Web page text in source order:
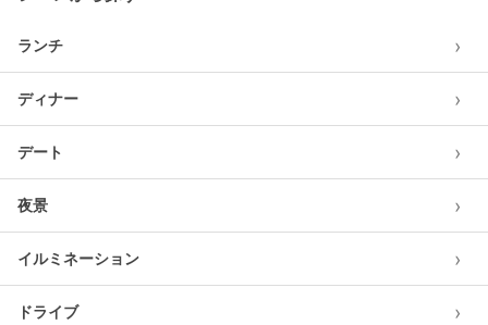
ランチ ›
ディナー ›
デート ›
夜景 ›
イルミネーション ›
ドライブ ›